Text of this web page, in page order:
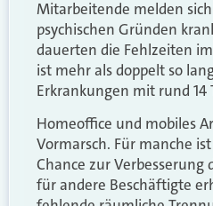
Mitarbeitende melden
psychischen Gründen
dauerten die Fehlzeiten
ist mehr als doppelt so
Erkrankungen mit rund 14
Homeoffice und mobiles
Vormarsch. Für manche
Chance zur Verbesserung
für andere Beschäftigte